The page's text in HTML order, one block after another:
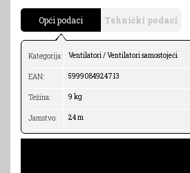
Opći podaci Tehnički podaci
Kategorija: Ventilatori / Ventilatori samostojeći
EAN: 5999084924713
Težina: 9 kg
Jamstvo: 24 m